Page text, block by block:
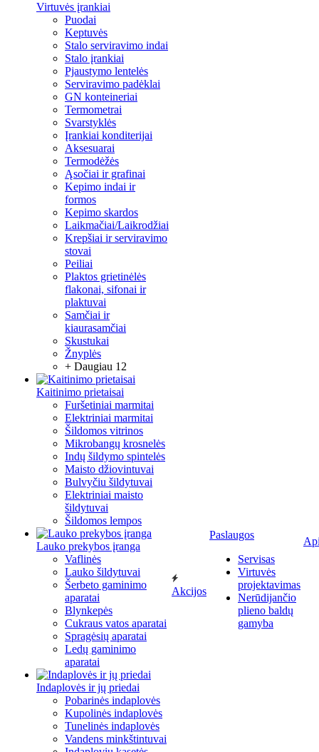
Virtuvės įrankiai
Puodai
Keptuvės
Stalo serviravimo indai
Stalo įrankiai
Pjaustymo lentelės
Serviravimo padėklai
GN konteineriai
Termometrai
Svarstyklės
Įrankiai konditerijai
Aksesuarai
Termodėžės
Ąsočiai ir grafinai
Kepimo indai ir
formos
Kepimo skardos
Laikmačiai/Laikrodžiai
Krepšiai ir serviravimo
stovai
Peiliai
Plaktos grietinėlės
flakonai, sifonai ir
plaktuvai
Samčiai ir
kiaurasamčiai
Skustukai
Žnyplės
+ Daugiau 12
Kaitinimo prietaisai
Furšetiniai marmitai
Elektriniai marmitai
Šildomos vitrinos
Mikrobangų krosnelės
Indų šildymo spintelės
Maisto džiovintuvai
Bulvyčiu šildytuvai
Elektriniai maisto
šildytuvai
Šildomos lempos
Lauko prekybos įranga
Vaflinės
Lauko šildytuvai
Šerbeto gaminimo
aparatai
Blynkepės
Cukraus vatos aparatai
Spragėsių aparatai
Ledų gaminimo
aparatai
Indaplovės ir jų priedai
Pobarinės indaplovės
Kupolinės indaplovės
Tunelinės indaplovės
Vandens minkštintuvai
Akcijos
Paslaugos
Servisas
Virtuvės
projektavimas
Nerūdijančio
plieno baldų
gamyba